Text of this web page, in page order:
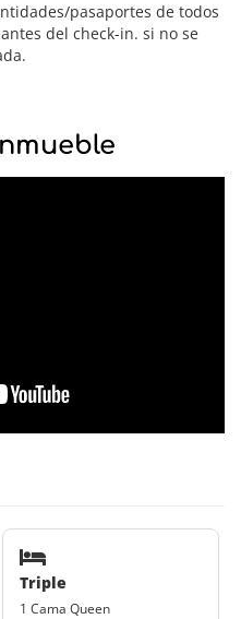
pasaportes de todos
del check-in. si no se
Triple
1 Cama Queen